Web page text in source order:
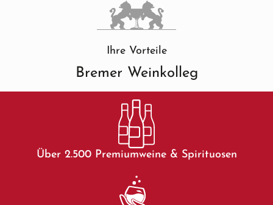
Ihre Vorteile
Bremer Weinkolleg
Über 2.500 Premiumweine & Spirituosen